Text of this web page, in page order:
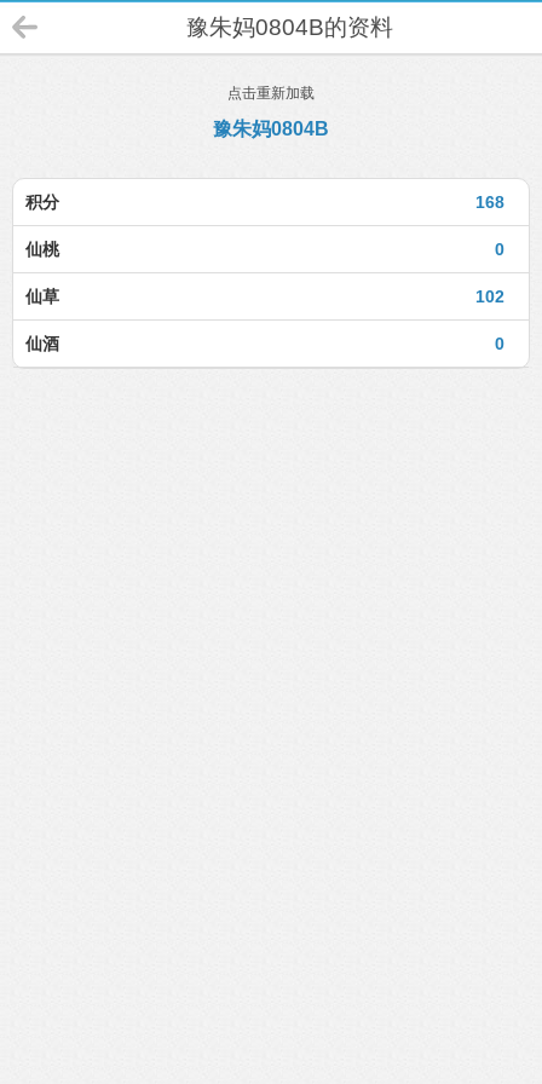
豫朱妈0804B的资料
点击重新加载
豫朱妈0804B
168
积分
0
仙桃
102
仙草
0
仙酒